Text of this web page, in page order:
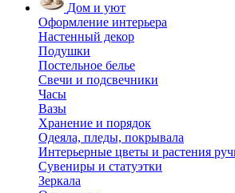
Дом и уют
Оформление интерьера
Настенный декор
Подушки
Постельное белье
Свечи и подсвечники
Часы
Вазы
Хранение и порядок
Одеяла, пледы, покрывала
Интерьерные цветы и растения
Сувениры и статуэтки
Зеркала